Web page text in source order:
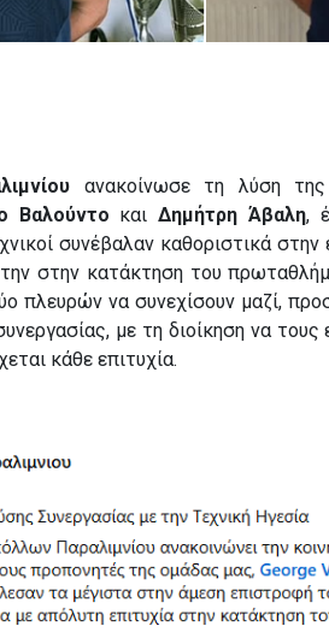
ανακοίνωσε τη λύση
Βαλούντο καιΔημήτρη Άβαλη,
συνέβαλαν καθοριστικά
την στην κατάκτηση του
πλευρών να συνεχίσουν μαζί,
με τη διοίκηση να τους
κάθε επιτυχία.